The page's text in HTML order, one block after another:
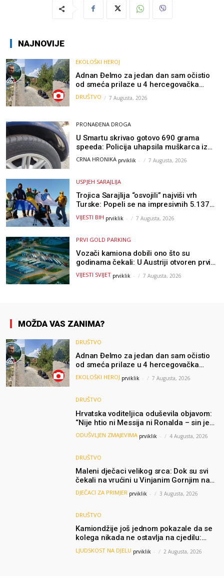
NAJNOVIJE
EKOLOŠKI HEROJ
Adnan Đelmo za jedan dan sam očistio
od smeća prilaze u 4 hercegovačka
grada: “Danas nisam čistio samo smeće,
čistio sam sliku o nama”
DRUŠTVO 7 Augusta, 2026
PRONAĐENA DROGA
U Smartu skrivao gotovo 690 grama
speeda: Policija uhapsila muškarca iz
Hercegovine
CRNA HRONIKA prviklik - 7 Augusta, 2026
USPJEH SARAJLIJA
Trojica Sarajlija “osvojili” najviši vrh
Turske: Popeli se na impresivnih 5.137
metara
VIJESTI BIH prviklik - 7 Augusta, 2026
PRVI GOLD PARKING
Vozači kamiona dobili ono što su
godinama čekali: U Austriji otvoren prvi
GOLD sigurni parking
VIJESTI SVIJET prviklik - 7 Augusta, 2026
MOŽDA VAS ZANIMA?
DRUŠTVO
Adnan Đelmo za jedan dan sam očistio
od smeća prilaze u 4 hercegovačka
grada: “Danas nisam čistio samo smeće,
čistio sam sliku o nama”
EKOLOŠKI HEROJ prviklik - 7 Augusta, 2026
DRUŠTVO
Hrvatska voditeljica oduševila objavom:
“Nije htio ni Messija ni Ronalda – sin je
želio samo dres Bosne”
ODUŠVLJEN ZMAJEVIMA prviklik - 4 Augusta, 2026
DRUŠTVO
Maleni dječaci velikog srca: Dok su svi
čekali na vrućini u Vinjanim Gornjim na
granici, Ljubi i Šime su dijelili vodu
putnicima
DJEČACI ZA PRIMJER prviklik - 3 Augusta, 2026
DRUŠTVO
Kamiondžije još jednom pokazale da se
kolega nikada ne ostavlja na cjedilu:
Priča iz Hamburga dirnula mnoge
LJUDSKOST NA DJELU prviklik - 2 Augusta, 2026